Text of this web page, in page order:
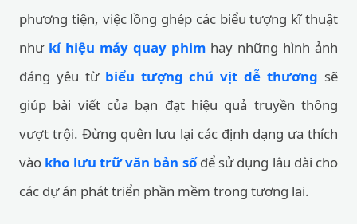
phương tiện, việc lồng ghép các biểu tượng kĩ thuật
như kí hiệu máy quay phim hay những hình ảnh
đáng yêu từ biểu tượng chú vịt dễ thương sẽ
giúp bài viết của bạn đạt hiệu quả truyền thông
vượt trội. Đừng quên lưu lại các định dạng ưa thích
vào kho lưu trữ văn bản sốđể sử dụng lâu dài cho
các dự án phát triển phần mềm trong tương lai.